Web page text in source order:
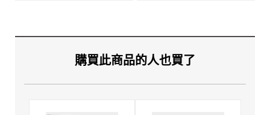
購買此商品的人也買了